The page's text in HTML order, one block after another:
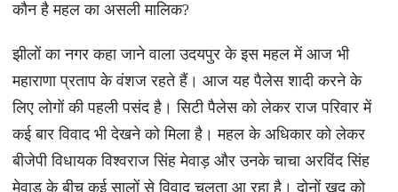
कौन है महल का असली मालिक?
झीलों का नगर कहा जाने वाला उदयपुर के इस महल में आज भी
महाराणा प्रताप के वंशज रहते हैं। आज यह पैलेस शादी करने के
लिए लोगों की पहली पसंद है। सिटी पैलेस को लेकर राज परिवार में
कई बार विवाद भी देखने को मिला है। महल के अधिकार को लेकर
बीजेपी विधायक विश्वराज सिंह मेवाड़ और उनके चाचा अरविंद सिंह
मेवाड़ के बीच कई सालों से विवाद चलता आ रहा है। दोनों खुद को